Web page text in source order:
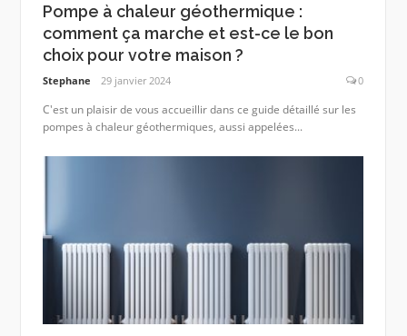
Pompe à chaleur géothermique :
comment ça marche et est-ce le bon
choix pour votre maison ?
Stephane 29 janvier 2024 0
C'est un plaisir de vous accueillir dans ce guide détaillé sur les
pompes à chaleur géothermiques, aussi appelées...